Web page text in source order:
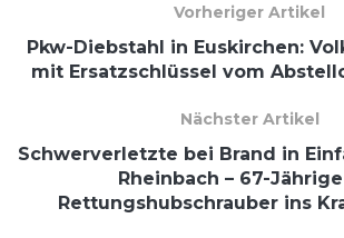
Vorheriger Artikel
Pkw-Diebstahl in Euskirchen:
mit Ersatzschlüssel vom
Nächster Artikel
Schwerverletzte bei Brand in
Rheinbach – 67-
Rettungshubschrauber ins